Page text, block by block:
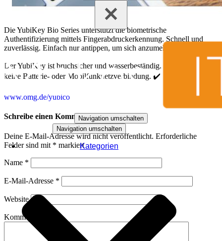
Navigation umschalten
Navigation umschalten
Kategorien
Die YubiKey Bio Series unterstützt die biometrische
Authentifizierung mittels Fingerabdruckerkennung. Schnell und
zuverlässig. Einfach nur antippen, um sich anzumelden. 👨🏼‍💻
Der YubiKey ist bruchsicher und wasserbeständig. Es erfordert
keine Batterie- oder Mobilfunknetzverbindung. ✔️
www.omg.de/yubico
Schreibe einen Kommentar
Deine E-Mail-Adresse wird nicht veröffentlicht. Erforderliche
Felder sind mit * markiert
Name *
E-Mail-Adresse *
Website
Kommentar